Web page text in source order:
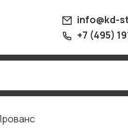
info@kd-
+7 (495)